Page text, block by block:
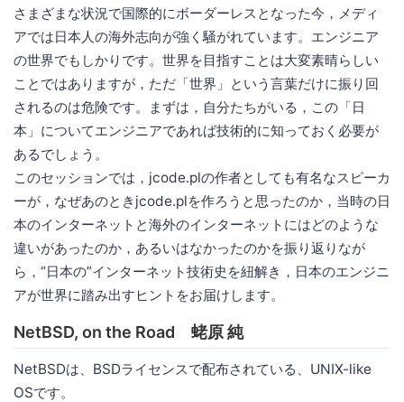
さまざまな状況で国際的にボーダーレスとなった今，メディ
アでは日本人の海外志向が強く騒がれています。エンジニア
の世界でもしかりです。世界を目指すことは大変素晴らしい
ことではありますが，ただ「世界」という言葉だけに振り回
されるのは危険です。まずは，自分たちがいる，この「日
本」についてエンジニアであれば技術的に知っておく必要が
あるでしょう。
このセッションでは，jcode.plの作者としても有名なスピーカ
ーが，なぜあのときjcode.plを作ろうと思ったのか，当時の日
本のインターネットと海外のインターネットにはどのような
違いがあったのか，あるいはなかったのかを振り返りなが
ら，“日本の”インターネット技術史を紐解き，日本のエンジニ
アが世界に踏み出すヒントをお届けします。
NetBSD, on the Road 蛯原 純
NetBSDは、BSDライセンスで配布されている、UNIX-like
OSです。